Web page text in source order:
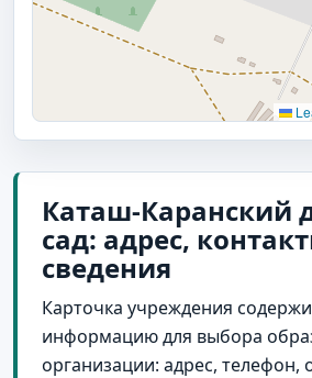
Каташ-Каранский
сад: адрес,
сведения
Карточка учреждения
информацию для выбора
организации: адрес,